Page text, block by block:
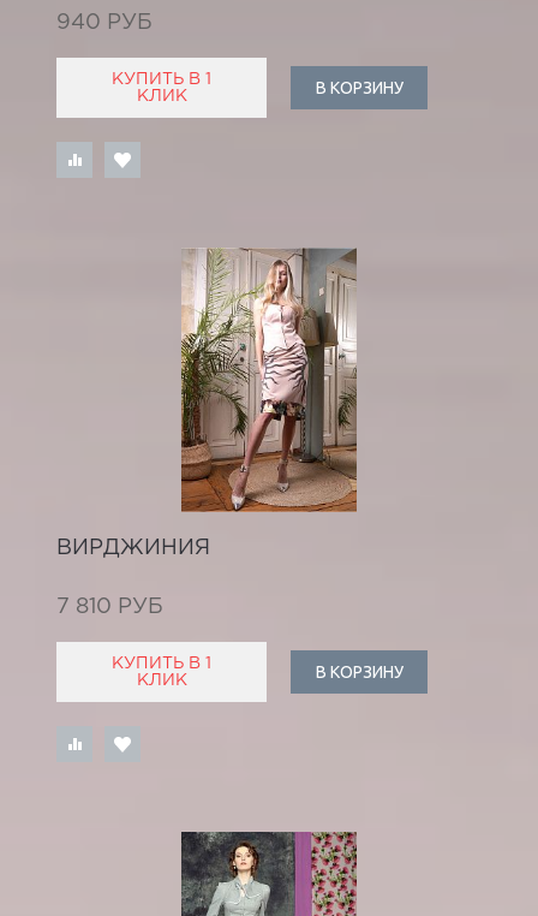
940 РУБ
КУПИТЬ В 1
КЛИК
В КОРЗИНУ
ВИРДЖИНИЯ
7 810 РУБ
КУПИТЬ В 1
КЛИК
В КОРЗИНУ